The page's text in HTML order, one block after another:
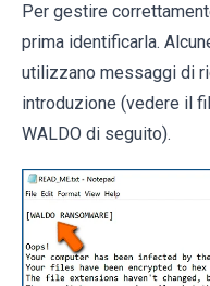
Per gestire
prima identificarla.
utilizzano messaggi di
introduzione (vedere il
WALDO di seguito).